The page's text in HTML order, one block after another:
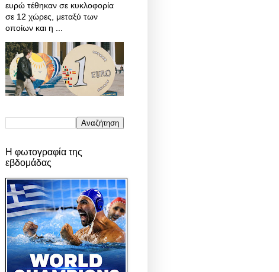
ευρώ τέθηκαν σε κυκλοφορία
σε 12 χώρες, μεταξύ των
οποίων και η ...
Η φωτογραφία της
εβδομάδας